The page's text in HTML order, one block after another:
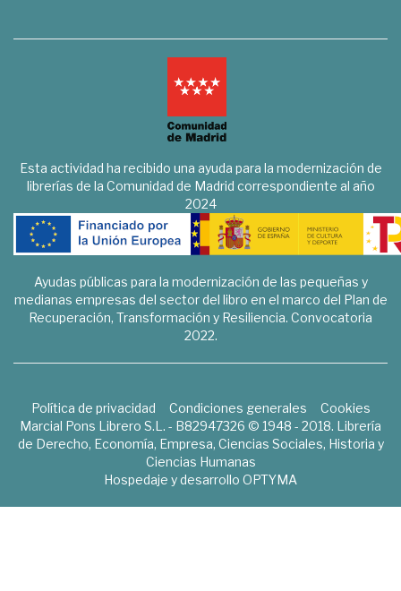
Esta actividad ha recibido una ayuda para la modernización de
librerías de la Comunidad de Madrid correspondiente al año
2024
Ayudas públicas para la modernización de las pequeñas y
medianas empresas del sector del libro en el marco del Plan de
Recuperación, Transformación y Resiliencia. Convocatoria
2022.
Política de privacidad Condiciones generales
Cookies
Marcial Pons Librero S.L. - B82947326 © 1948 - 2018. Librería
de Derecho, Economía, Empresa, Ciencias Sociales, Historia y
Ciencias Humanas
Hospedaje y desarrollo OPTYMA